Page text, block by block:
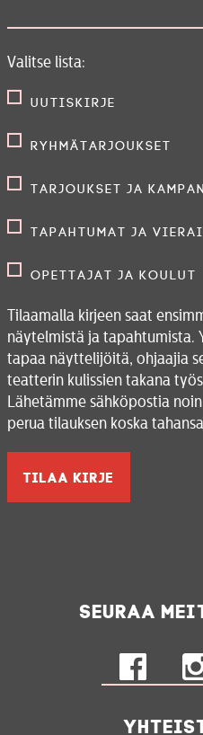
Valitse lista:
Uutiskirje
Ryhmätarjoukset
Tarjoukset ja
Tapahtumat ja
Opettajat ja koulut
Tilaamalla kirjeen saat
näytelmistä ja tapahtumista.
tapaa näyttelijöitä, ohjaajia
teatterin kulissien takana
Lähetämme sähköpostia
perua tilauksen koska
Seuraa